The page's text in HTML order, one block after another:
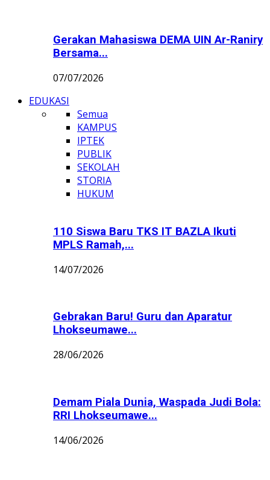
Gerakan Mahasiswa DEMA UIN Ar-Raniry
Bersama...
07/07/2026
EDUKASI
Semua
KAMPUS
IPTEK
PUBLIK
SEKOLAH
STORIA
HUKUM
110 Siswa Baru TKS IT BAZLA Ikuti
MPLS Ramah,...
14/07/2026
Gebrakan Baru! Guru dan Aparatur
Lhokseumawe...
28/06/2026
Demam Piala Dunia, Waspada Judi Bola:
RRI Lhokseumawe...
14/06/2026